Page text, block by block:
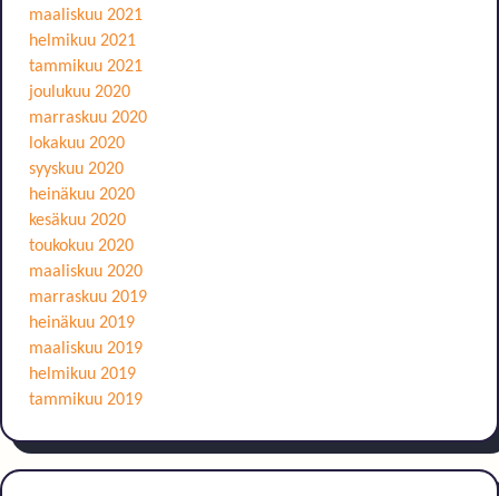
maaliskuu 2021
helmikuu 2021
tammikuu 2021
joulukuu 2020
marraskuu 2020
lokakuu 2020
syyskuu 2020
heinäkuu 2020
kesäkuu 2020
toukokuu 2020
maaliskuu 2020
marraskuu 2019
heinäkuu 2019
maaliskuu 2019
helmikuu 2019
tammikuu 2019